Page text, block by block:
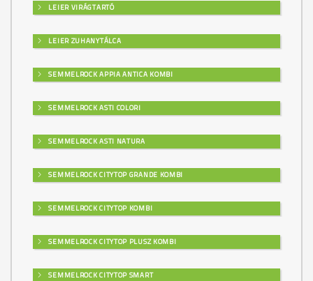
LEIER VIRÁGTARTÓ
LEIER ZUHANYTÁLCA
SEMMELROCK APPIA ANTICA KOMBI
SEMMELROCK ASTI COLORI
SEMMELROCK ASTI NATURA
SEMMELROCK CITYTOP GRANDE KOMBI
SEMMELROCK CITYTOP KOMBI
SEMMELROCK CITYTOP PLUSZ KOMBI
SEMMELROCK CITYTOP SMART